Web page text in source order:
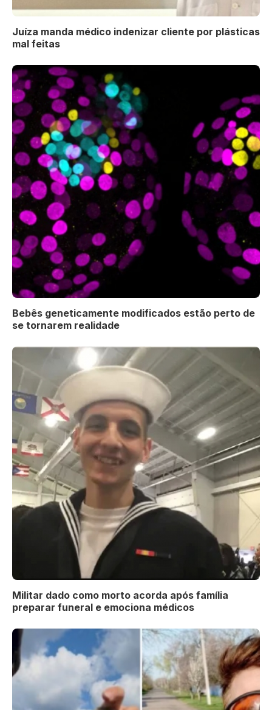
Juíza manda médico indenizar cliente por plásticas
mal feitas
Bebês geneticamente modificados estão perto de
se tornarem realidade
Militar dado como morto acorda após família
preparar funeral e emociona médicos